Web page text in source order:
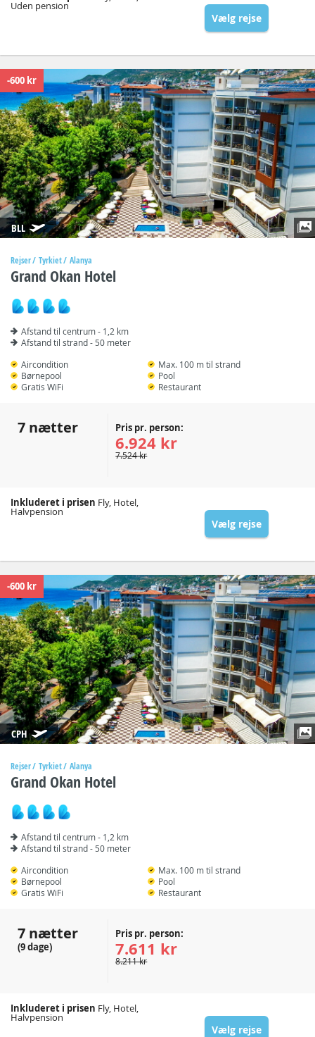
Uden pension
Vælg rejse
-600 kr
BLL
Rejser Tyrkiet Alanya
Grand Okan Hotel
Afstand til centrum - 1,2 km
Afstand til strand - 50 meter
Aircondition
Børnepool
Gratis WiFi
Max. 100 m til strand
Pool
Restaurant
7 nætter Pris pr. person:
6.924 kr
7.524 kr
Inkluderet i prisen Fly, Hotel,
Halvpension
Vælg rejse
-600 kr
CPH
Rejser Tyrkiet Alanya
Grand Okan Hotel
Afstand til centrum - 1,2 km
Afstand til strand - 50 meter
Aircondition
Børnepool
Gratis WiFi
Max. 100 m til strand
Pool
Restaurant
7 nætter
(9 dage)
Pris pr. person:
7.611 kr
8.211 kr
Inkluderet i prisen Fly, Hotel,
Halvpension
Vælg rejse